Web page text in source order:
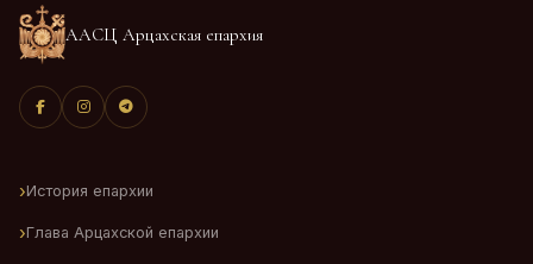
ААСЦ Арцахская епархия
История епархии
Глава Арцахской епархии